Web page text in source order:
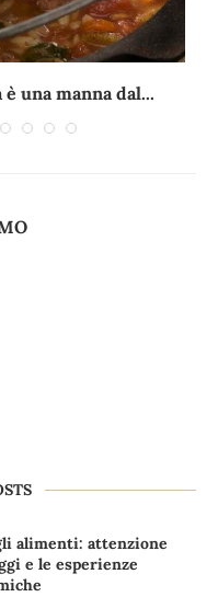
una manna dal...
alimenti: attenzione
e le esperienze